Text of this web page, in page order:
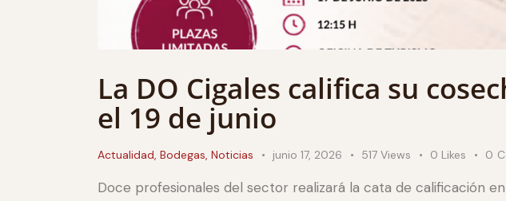
La DO Cigales califica su
el 19 de junio
Actualidad, Bodegas, Noticias junio 17, 2026 517 Views 0 Likes 0
Doce profesionales del sector realizará la cata de calificación